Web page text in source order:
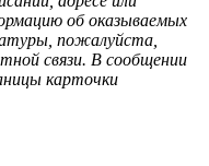
об оказываемых
пожалуйста,
связи. В сообщении
карточки